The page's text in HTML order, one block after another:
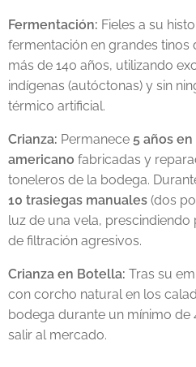
Fermentación: Fieles a su
fermentación en grandes
más de 140 años, utilizando
indígenas (autóctonas) y sin
térmico artificial.
Crianza: Permanece 5 años
americano fabricadas y
toneleros de la bodega.
10 trasiegas manuales (dos
luz de una vela,
de filtración agresivos.
Crianza en Botella: Tras su
con corcho natural en los
bodega durante un mínimo de
salir al mercado.